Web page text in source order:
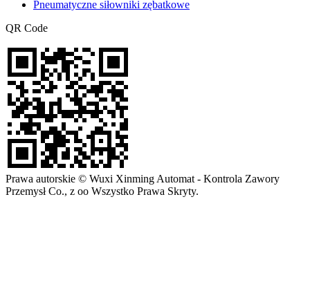
Pneumatyczne siłowniki zębatkowe
QR Code
Prawa autorskie © Wuxi Xinming Automat - Kontrola Zawory
Przemysł Co., z oo Wszystko Prawa Skryty.